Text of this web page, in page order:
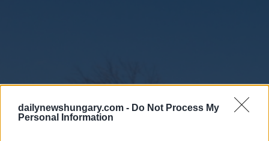
dailynewshungary.com - Do Not Process My
Personal Information